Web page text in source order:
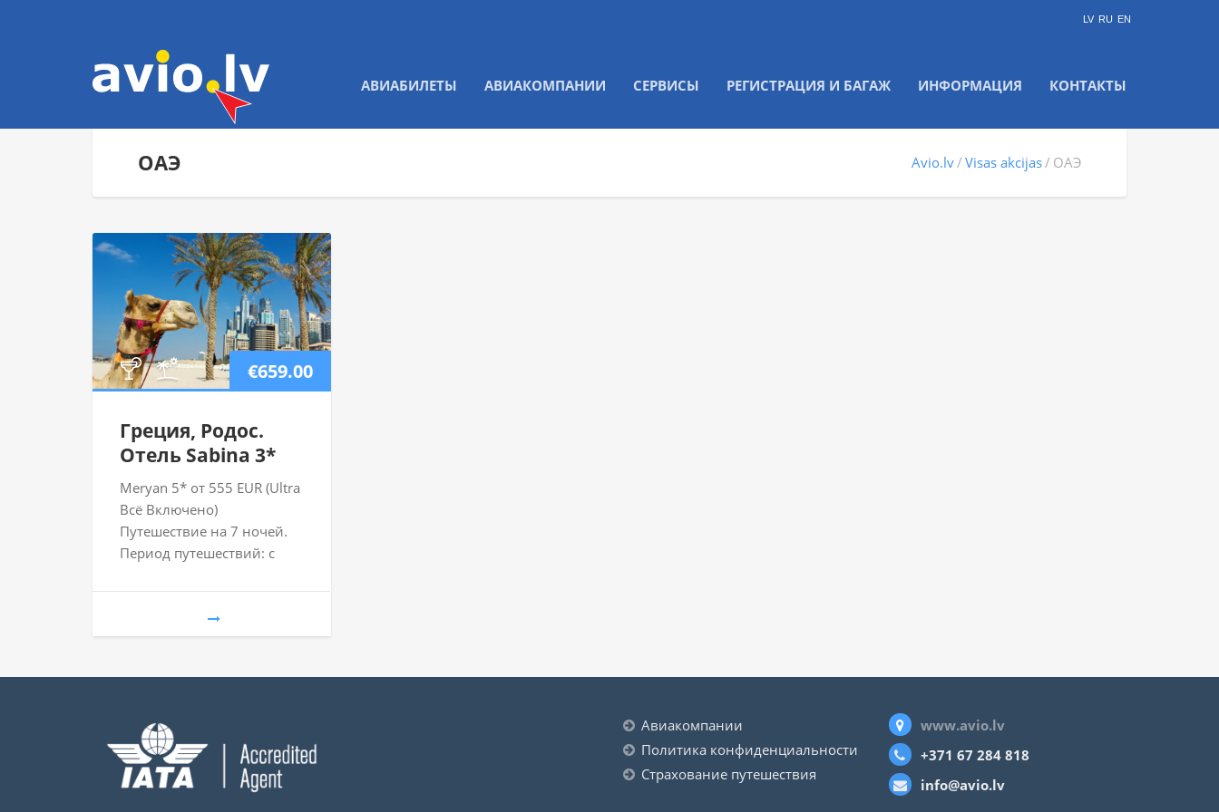
LV RU EN
АВИАБИЛЕТЫ АВИАКОМПАНИИ СЕРВИСЫ РЕГИСТРАЦИЯ И БАГАЖ ИНФОРМАЦИЯ КОНТАКТЫ
ОАЭ Avio.lv Visas akcijas ОАЭ
€659.00
Греция, Родос.
Отель Sabina 3*
Meryan 5* от 555 EUR (Ultra
Всё Включено)
Путешествие на 7 ночей.
Период путешествий: с
Авиакомпании
Политика конфиденциальности
Страхование путешествия
www.avio.lv
+371 67 284 818
info@avio.lv